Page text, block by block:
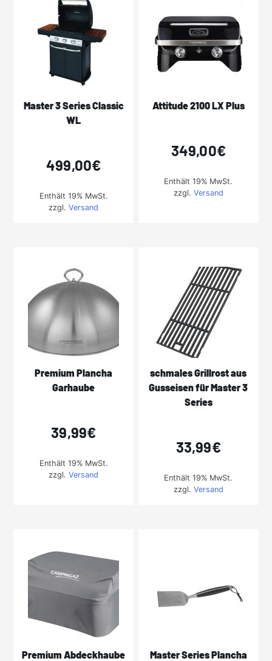
Master 3 Series Classic
WL
499,00€
Enthält 19% MwSt.
zzgl.Versand
Attitude 2100 LX Plus
349,00€
Enthält 19% MwSt.
zzgl. Versand
Premium Plancha
Garhaube
39,99€
Enthält 19% MwSt.
zzgl.Versand
schmales Grillrost aus
Gusseisen für Master 3
Series
33,99€
Enthält 19% MwSt.
zzgl. Versand
Premium Abdeckhaube
Master Series Plancha